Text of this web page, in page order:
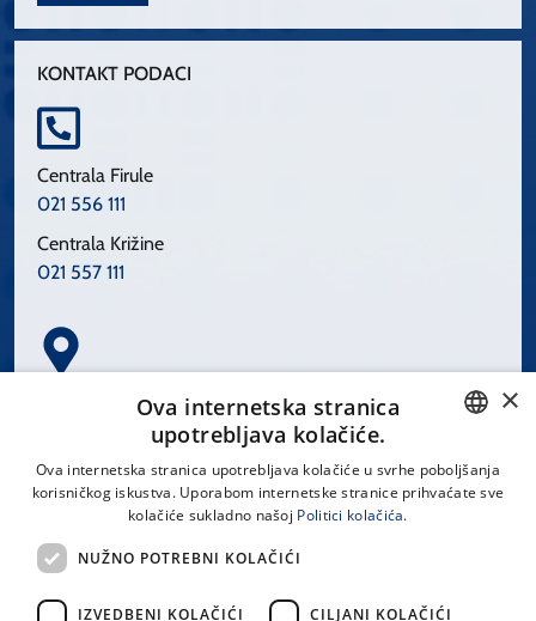
KONTAKT PODACI
Centrala Firule
021 556 111
Centrala Križine
021 557 111
Spinčićeva 1, 21000 Split
LINKOVI
CROATIAN
×
Ova internetska stranica
upotrebljava kolačiće.
Ova internetska stranica upotrebljava kolačiće u svrhe poboljšanja
korisničkog iskustva. Uporabom internetske stranice prihvaćate sve
kolačiće sukladno našoj Politici kolačića.
NUŽNO POTREBNI KOLAČIĆI
IZVEDBENI KOLAČIĆI CILJANI KOLAČIĆI